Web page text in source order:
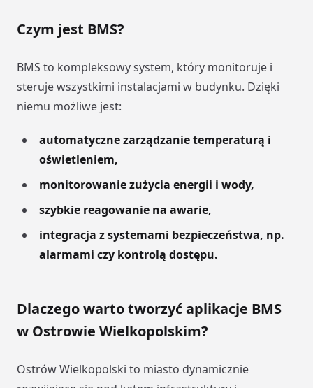
Czym jest BMS?
BMS to kompleksowy system, który monitoruje i
steruje wszystkimi instalacjami w budynku. Dzięki
niemu możliwe jest:
automatyczne zarządzanie temperaturą i
oświetleniem,
monitorowanie zużycia energii i wody,
szybkie reagowanie na awarie,
integracja z systemami bezpieczeństwa, np.
alarmami czy kontrolą dostępu.
Dlaczego warto tworzyć aplikacje BMS
w Ostrowie Wielkopolskim?
Ostrów Wielkopolski to miasto dynamicznie